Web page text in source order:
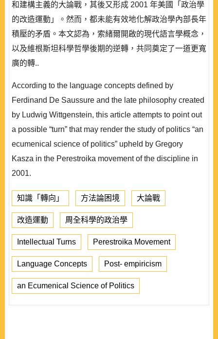
和建構主義的大論戰，其後又形成 2001 年美國「政治學
的改造運動」。然而，都未能有效地化解政治學內部長年
積壓的矛盾。本文認為，索緒爾開啟的現代語言學概念，
以及維根斯坦科學哲學後期的逆轉，共同奠定了一道更寬
廣的轉..
According to the language concepts defined by
Ferdinand De Saussure and the late philosophy created
by Ludwig Wittgenstein, this article attempts to point out
a possible “turn” that may render the study of politics “an
ecumenical science of politics” upheld by Gregory
Kasza in the Perestroika movement of the discipline in
2001.
知識「轉向」 方法論困境 大論戰
改造運動 周全科學的政治學
Intellectual Turns Perestroika Movement
Language Concepts Post- empiricism
an Ecumenical Science of Politics